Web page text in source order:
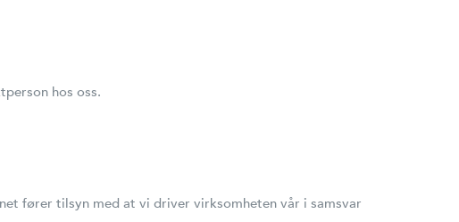
hos oss.
fører tilsyn med at vi driver virksomheten vår i samsvar